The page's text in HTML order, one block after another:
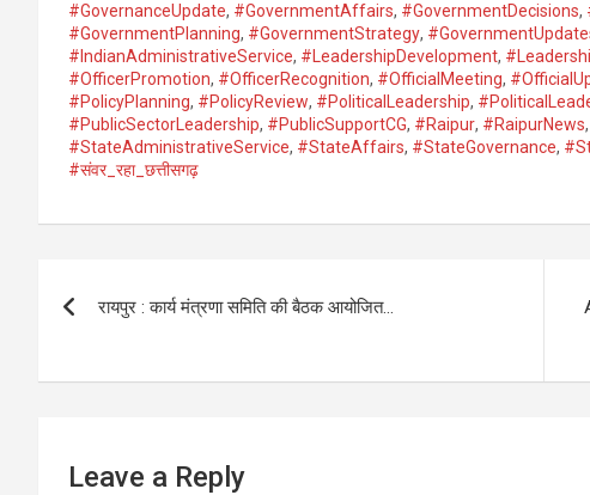
#GovernanceUpdate, #GovernmentAffairs, #GovernmentDecisions,
#GovernmentPlanning, #GovernmentStrategy,
#IndianAdministrativeService, #LeadershipDevelopment,
#OfficerPromotion, #OfficerRecognition, #OfficialMeeting,
#PolicyPlanning, #PolicyReview, #PoliticalLeadership,
#PublicSectorLeadership, #PublicSupportCG, #Raipur, #RaipurNews,
#StateAdministrativeService, #StateAffairs, #StateGovernance,
#संवर_रहा_छत्तीसगढ़
navigation
रायपुर : कार्य मंत्रणा समिति की बैठक आयोजित…
Leave a Reply